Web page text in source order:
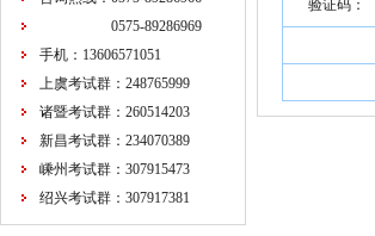
0575-89286969
手机：13606571051
上虞考试群：248765999
诸暨考试群：260514203
新昌考试群：234070389
嵊州考试群：307915473
绍兴考试群：307917381
验证码：